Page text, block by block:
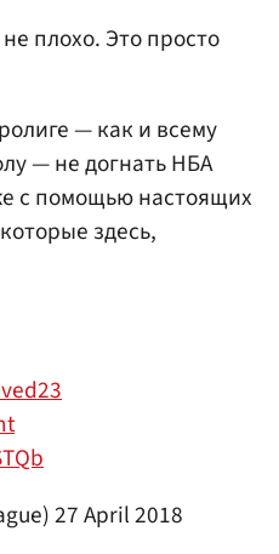
плохо. Это просто
— как и всему
— не догнать НБА
с помощью настоящих
здесь,
27 April 2018